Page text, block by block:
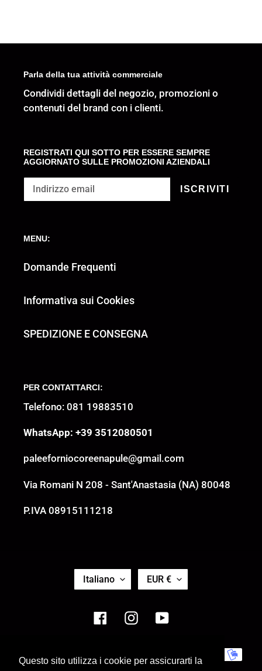
Questo sito utilizza i cookie per assicurarti la
Parla della tua attività commerciale
Condividi dettagli del negozio, promozioni o
contenuti del brand con i clienti.
REGISTRATI QUI SOTTO PER ESSERE SEMPRE
AGGIORNATO SULLE PROMOZIONI AZIENDALI
ISCRIVITI
MENU:
Domande Frequenti
Informativa sui Cookies
SPEDIZIONE E CONSEGNA
PER CONTATTARCI:
Telefono: 081 19883510
WhatsApp: +39 3512080501
paleeforniocoreenapule@gmail.com
Via Romani N 208 - Sant'Anastasia (NA) 80048
P.IVA 08915111218
Italiano
T
EUR €
FacebookInstagramYouTube
di
mobile